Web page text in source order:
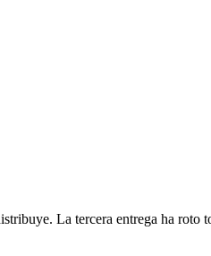
La tercera entrega ha roto